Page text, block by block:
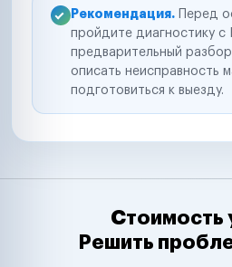
Рекомендация. Перед
пройдите диагностику с
предварительный
описать неисправность
подготовиться к выезду.
Стоимость
Решить